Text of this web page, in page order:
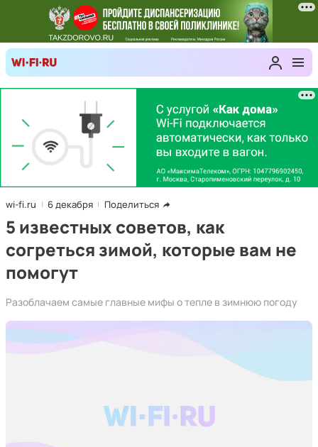
wi-fi.ru 6 декабря Поделиться
5 известных советов, как
согреться зимой, которые вам не
помогут
Разоблачаем самые главные мифы о тепле в зимнюю погоду